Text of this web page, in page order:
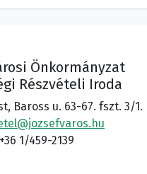
Önkormányzat
Részvételi Iroda
Baross u. 63-67. fszt. 3/1.
+36 1/459-2139